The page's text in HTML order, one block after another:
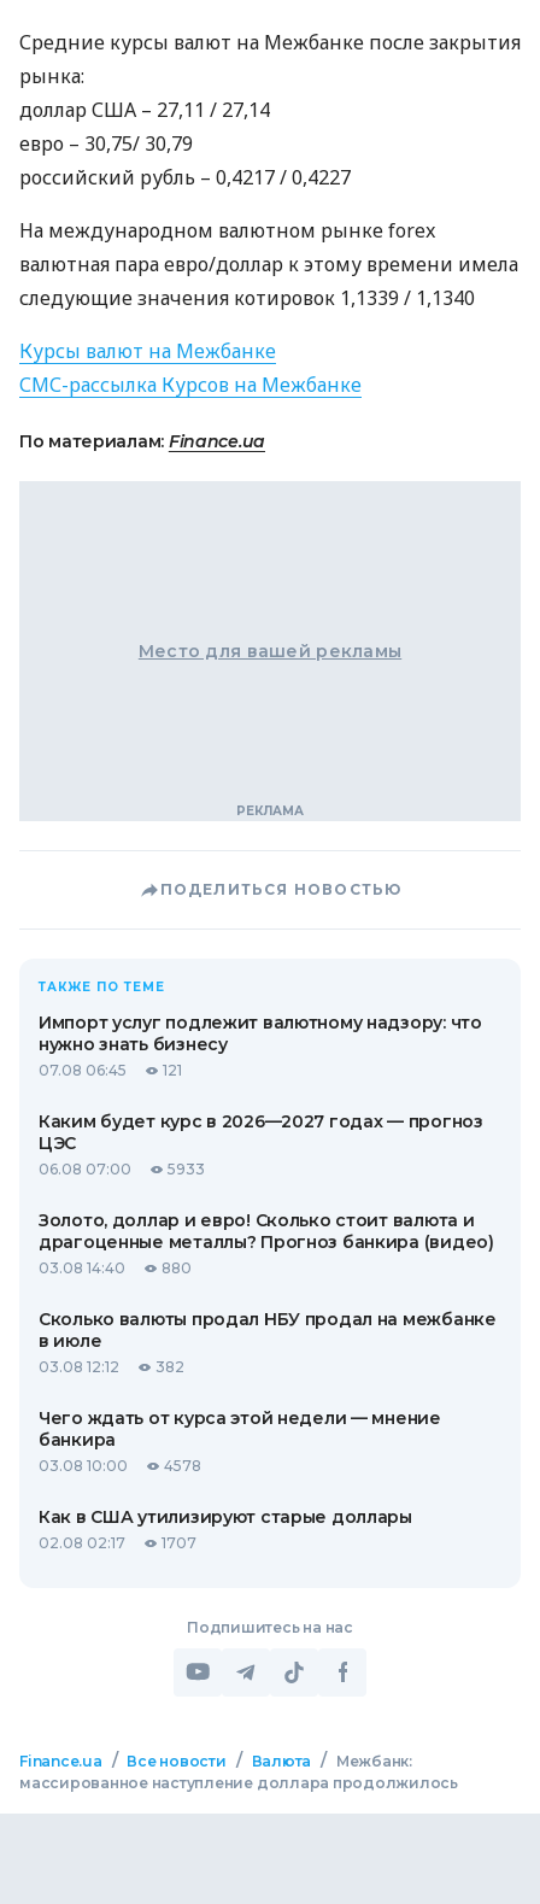
Средние курсы валют на Межбанке после закрытия
рынка:
долларСША – 27,11 / 27,14
евро – 30,75/ 30,79
российский рубль – 0,4217 / 0,4227
На международном валютном рынке forex
валютная пара евро/доллар к этому времени имела
следующие значения котировок 1,1339 / 1,1340
Курсы валют на Межбанке
СМС-рассылка Курсов на Межбанке
По материалам: Finance.ua
Место для вашей рекламы
ПОДЕЛИТЬСЯ НОВОСТЬЮ
ТАКЖЕ ПО ТЕМЕ
Импорт услуг подлежит валютному надзору: что
нужно знать бизнесу
07.08 06:45 121
Каким будет курс в 2026—2027 годах — прогноз
ЦЭС
06.08 07:00 5933
Золото, доллар и евро! Сколько стоит валюта и
драгоценные металлы? Прогноз банкира (видео)
03.08 14:40 880
Сколько валюты продал НБУ продал на межбанке
в июле
03.08 12:12 382
Чего ждать от курса этой недели — мнение
банкира
03.08 10:00 4578
Как в США утилизируют старые доллары
02.08 02:17 1707
Подпишитесь на нас
Finance.ua / Все новости / Валюта /
Межбанк:
массированное наступление доллара продолжилось